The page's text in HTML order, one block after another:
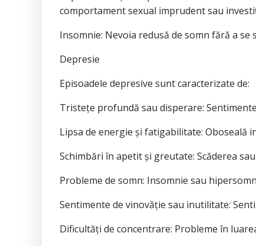
comportament sexual imprudent sau
Insomnie: Nevoia redusă de somn fără a se
Depresie
Episoadele depresive sunt caracterizate de:
Tristețe profundă sau disperare:
Lipsa de energie și fatigabilitate: Oboseală
Schimbări în apetit și greutate: Scăderea
Probleme de somn: Insomnie sau
Sentimente de vinovăție sau inutilitate:
Dificultăți de concentrare: Probleme în